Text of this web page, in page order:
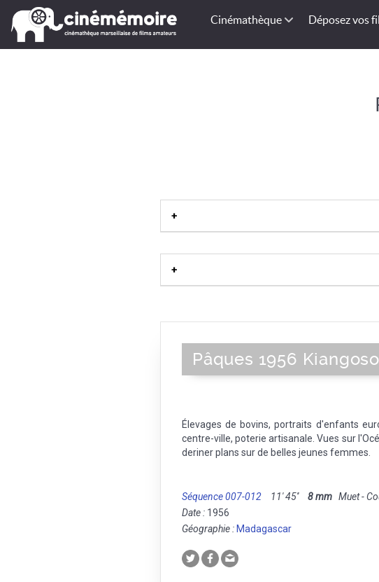
Cinémathèque Déposez vos
Haut de forme|Chapeau melon|Casquette|
Pâques 1956
Élevages de bovins, portraits d'enfants
centre-ville, poterie artisanale. Vues sur
deriner plans sur de belles jeunes femmes.
Séquence 007-012 11' 45'' 8 mm Muet -
Date : 1956
Géographie : Madagascar